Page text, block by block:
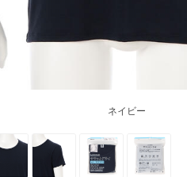
ネイビー